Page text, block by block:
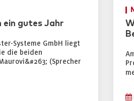
ein gutes Jahr
Systeme GmbH liegt
die beiden
(Sprecher